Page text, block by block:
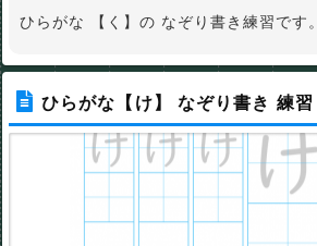
ひらがな 【く】の なぞり書き練習です。
ひらがな【け】 なぞり書き 練習